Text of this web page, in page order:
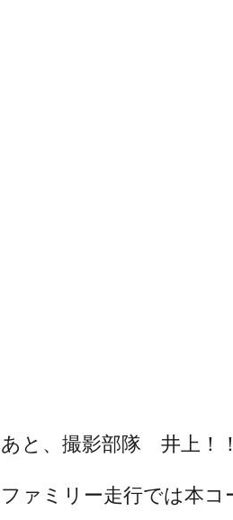
あと、撮影部隊　井上！！
ファミリー走行では本コ